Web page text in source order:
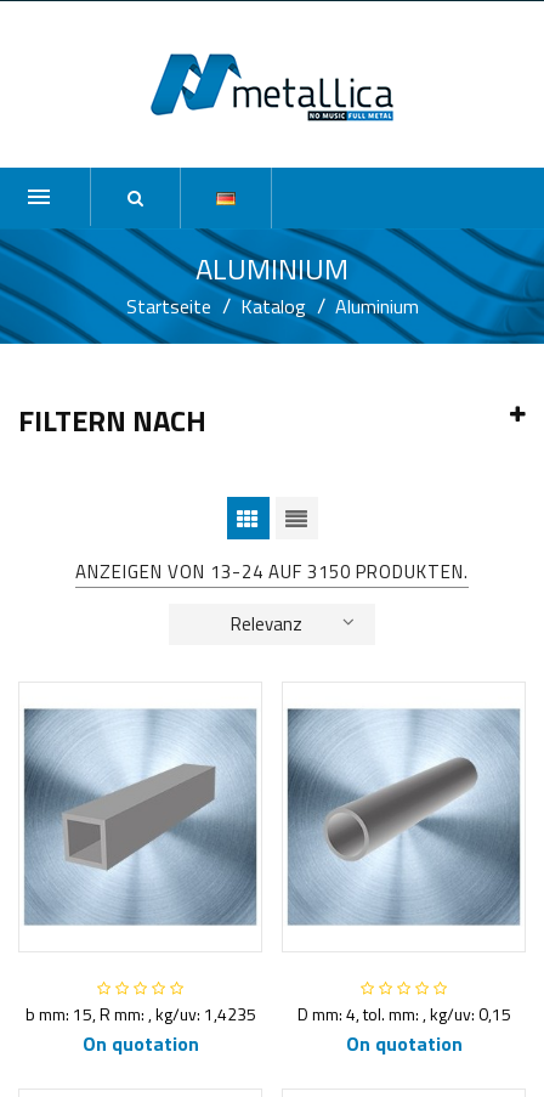
ALUMINIUM
Startseite Katalog Aluminium
FILTERN NACH
ANZEIGEN VON 13-24 AUF 3150 PRODUKTEN.
Relevanz
b mm: 15, R mm: , kg/uv: 1,4235
On quotation
D mm: 4, tol. mm: , kg/uv: 0,15
On quotation